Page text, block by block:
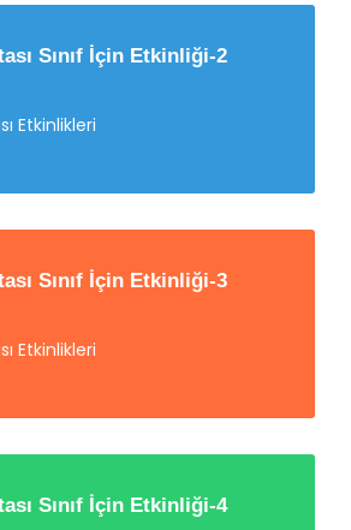
Sınıf İçin Etkinliği-2
Etkinlikleri
Sınıf İçin Etkinliği-3
Etkinlikleri
Sınıf İçin Etkinliği-4